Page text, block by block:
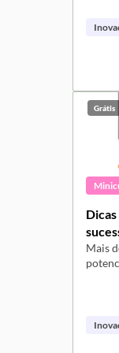
Grátis
Mais
isso